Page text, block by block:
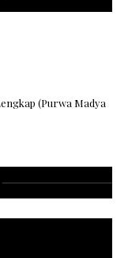
(Purwa Madya